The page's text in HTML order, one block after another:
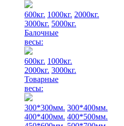
600кг. 1000кг. 2000кг.
3000кг. 5000кг.
Балочные
весы:
600кг. 1000кг.
2000кг. 3000кг.
Товарные
весы:
300*300мм. 300*400мм.
400*400мм. 400*500мм.